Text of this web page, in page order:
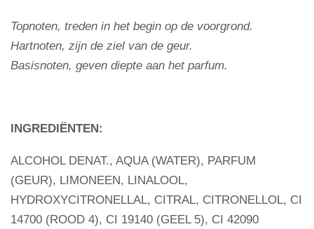
Topnoten, treden in het begin op de voorgrond.
Hartnoten, zijn de ziel van de geur.
Basisnoten, geven diepte aan het parfum.
INGREDIËNTEN:
ALCOHOL DENAT., AQUA (WATER), PARFUM
(GEUR), LIMONEEN, LINALOOL,
HYDROXYCITRONELLAL, CITRAL, CITRONELLOL, CI
14700 (ROOD 4), CI 19140 (GEEL 5), CI 42090